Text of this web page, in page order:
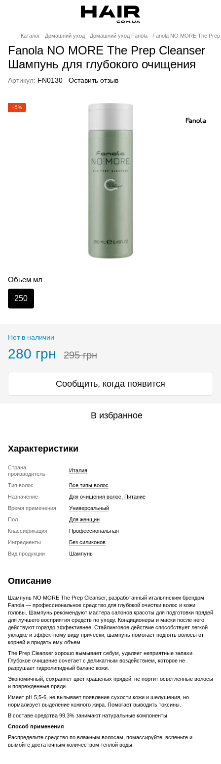
Каталог Домашний уход Домашний уход Fanola Fanola NO MORE The
Fanola NO MORE The Prep Cleanser
Шампунь для глубокого очищения
Артикул: FN0130 Оставить отзыв
−5%
Обьем мл
250
Нет в наличии
280 грн 295 грн
Сообщить, когда появится
В избранное
Характеристики
Страна
производитель
Италия
Тип волос
Все типы волос
Назначение
Для очищения волос Питание
Время применения
Универсальный
Пол
Для женщин
Классификация
Профессиональная
Ингредиенты
Без силиконов
Вид продукции
Шампунь
Описание
Шампунь NO MORE The Prep Cleanser, разработанный итальянским брендом
Fanola — профессиональное средство для глубокой очистки волос и кожи
головы. Шампунь рекомендуют мастера салонов красоты для подготовки прядей
для лучшего восприятия средств по уходу. Кондиционеры и маски после него
действуют гораздо эффективнее. Стайлинговое действие способствует легкой
укладке и эффектному виду прически, шампунь помогает поднять волосы от
корней и придать ему объем.
The Prep Cleanser хорошо вымывает себум, удаляет неприятные запахи.
Глубокое очищение сочетает с деликатным воздействием, которое не
разрушает гидролипидный баланс кожи.
Экономичный, сохраняет цвет крашеных прядей, не портит осветленные волосы
и поврежденные пряди.
Имеет рН 5,5-6, не вызывает появление сухости кожи и шелушения, но
нормализует выделение кожного жира. Помогает выводить токсины.
В составе средства 99,3% занимают натуральные компоненты.
Способ применения
Распределите средство по влажным волосам, помассируйте, вспеньте и
вымойте достаточным количеством теплой воды.